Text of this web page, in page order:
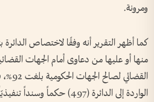
ومرونة.
كما أظهر التقرير أنه وفقًا لاختصاص
منها أو عليها من دعاوى أمام الجهات
الواردة إلى الدائرة (497)